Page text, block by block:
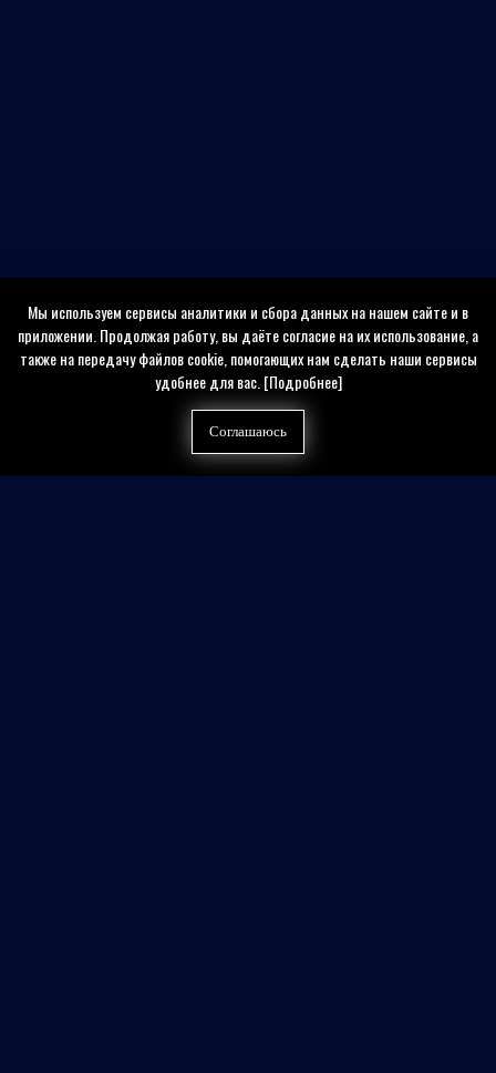
Мы используем сервисы аналитики и сбора данных на нашем сайте и в
приложении. Продолжая работу, вы даёте согласие на их использование, а
также на передачу файлов cookie, помогающих нам сделать наши сервисы
удобнее для вас.[Подробнее]
Соглашаюсь